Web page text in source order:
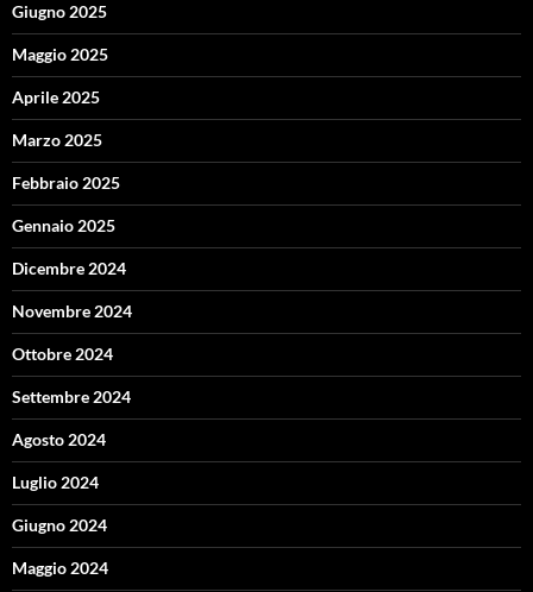
Giugno 2025
Maggio 2025
Aprile 2025
Marzo 2025
Febbraio 2025
Gennaio 2025
Dicembre 2024
Novembre 2024
Ottobre 2024
Settembre 2024
Agosto 2024
Luglio 2024
Giugno 2024
Maggio 2024